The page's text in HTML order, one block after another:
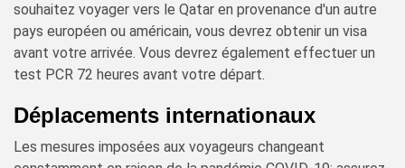
souhaitez voyager vers le Qatar en provenance d'un autre
pays européen ou américain, vous devrez obtenir un visa
avant votre arrivée. Vous devrez également effectuer un
test PCR 72 heures avant votre départ.
Déplacements internationaux
Les mesures imposées aux voyageurs changeant